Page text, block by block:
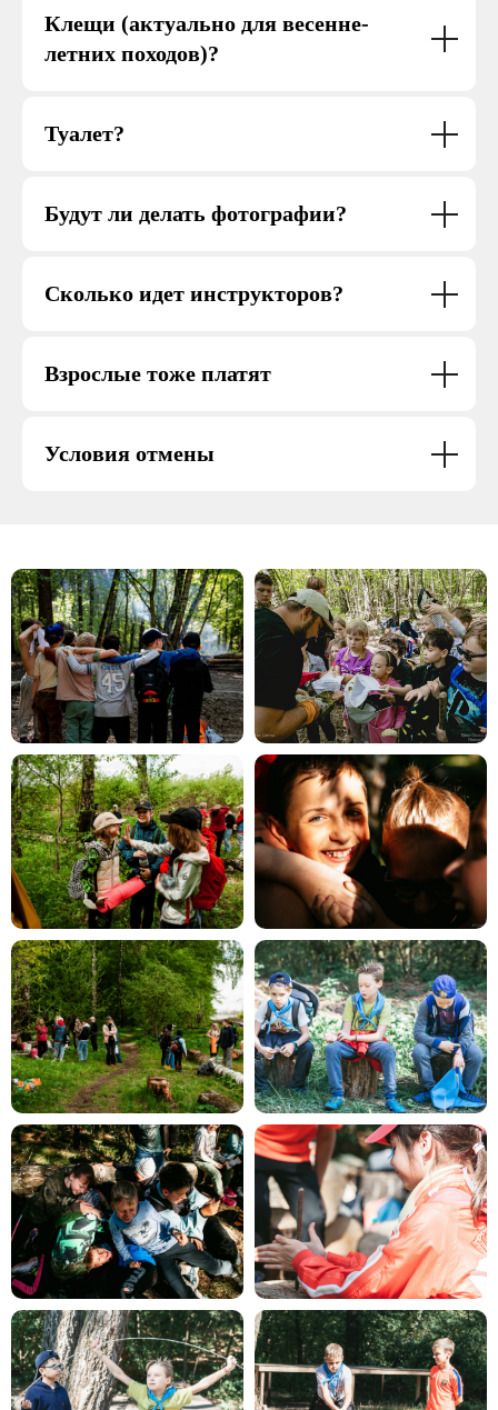
Клещи (актуально для весенне-
летних походов)?
Туалет?
Будут ли делать фотографии?
Сколько идет инструкторов?
Взрослые тоже платят
Условия отмены